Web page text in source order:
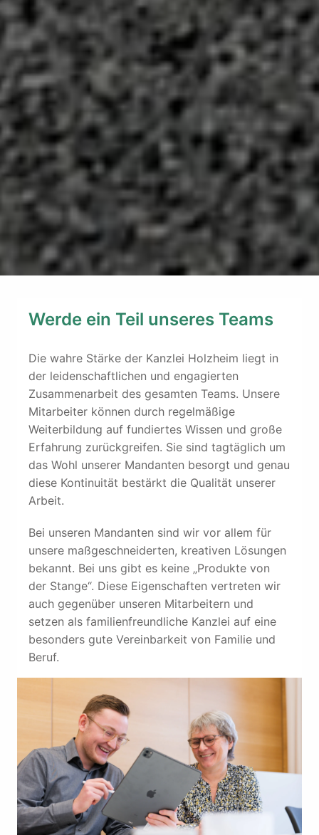
Werde ein Teil unseres Teams
Die wahre Stärke der Kanzlei Holzheim liegt in
der leidenschaftlichen und engagierten
Zusammenarbeit des gesamten Teams. Unsere
Mitarbeiter können durch regelmäßige
Weiterbildung auf fundiertes Wissen und große
Erfahrung zurückgreifen. Sie sind tagtäglich um
das Wohl unserer Mandanten besorgt und genau
diese Kontinuität bestärkt die Qualität unserer
Arbeit.
Bei unseren Mandanten sind wir vor allem für
unsere maßgeschneiderten, kreativen Lösungen
bekannt. Bei uns gibt es keine „Produkte von
der Stange“. Diese Eigenschaften vertreten wir
auch gegenüber unseren Mitarbeitern und
setzen als familienfreundliche Kanzlei auf eine
besonders gute Vereinbarkeit von Familie und
Beruf.